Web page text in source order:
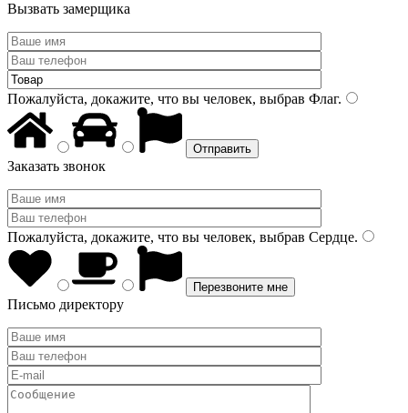
Вызвать замерщика
Пожалуйста, докажите, что вы человек, выбрав Флаг.
Заказать звонок
Пожалуйста, докажите, что вы человек, выбрав Сердце.
Письмо директору